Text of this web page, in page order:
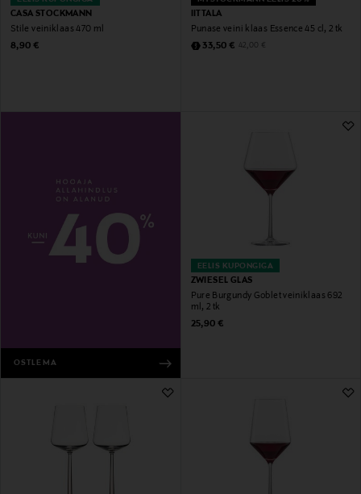
CASA STOCKMANN
Stile veiniklaas 470 ml
Original Price
8,90 €
IITTALA
Punase veini klaas Essence 45 cl, 2 tk
Discounted Price
33,50 € Original Price
42,00 €
OSTLEMA
EELIS KUPONGIGA
ZWIESEL GLAS
Pure Burgundy Goblet veiniklaas 692
ml, 2 tk
Original Price
25,90 €